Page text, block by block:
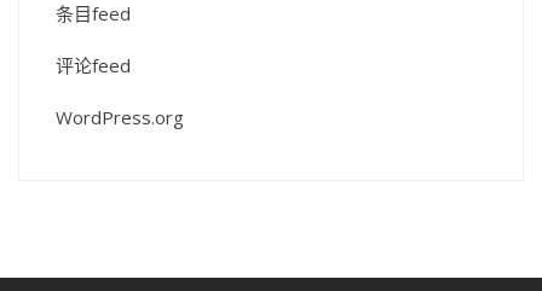
条目feed
评论feed
WordPress.org